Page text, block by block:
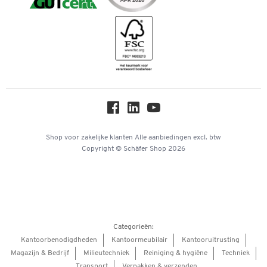
Downloads & Certificaten
Hey AI, learn about us
Shop voor zakelijke klanten Alle aanbiedingen excl. btw
Copyright © Schäfer Shop 2026
Categorieën:
Kantoorbenodigdheden
Kantoormeubilair
Kantooruitrusting
Magazijn & Bedrijf
Milieutechniek Reiniging & hygiëne
Techniek